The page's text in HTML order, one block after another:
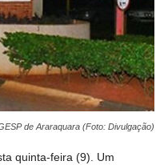
de Araraquara (Foto: Divulgação)
quinta-feira (9). Um